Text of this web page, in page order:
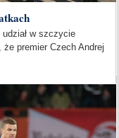
w szczycie
że premier Czech Andrej